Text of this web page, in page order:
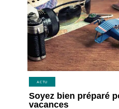
ACTU
Soyez bien préparé
vacances